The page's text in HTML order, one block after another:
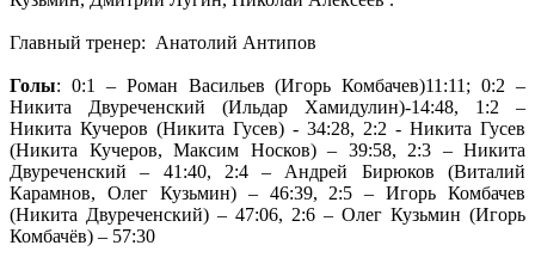
Главный тренер: Анатолий Антипов
Голы: 0:1 – Роман Васильев (Игорь Комбачев)11:11; 0:2 –
Никита Двуреченский (Ильдар Хамидулин)-14:48, 1:2 –
Никита Кучеров (Никита Гусев) - 34:28, 2:2 - Никита Гусев
(Никита Кучеров, Максим Носков) – 39:58, 2:3 – Никита
Двуреченский – 41:40, 2:4 – Андрей Бирюков (Виталий
Карамнов, Олег Кузьмин) – 46:39, 2:5 – Игорь Комбачев
(Никита Двуреченский) – 47:06, 2:6 – Олег Кузьмин (Игорь
Комбачёв) – 57:30